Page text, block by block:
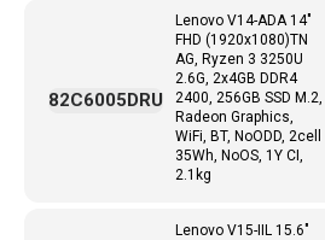
Lenovo V14-ADA 14"
FHD (1920x1080)TN
AG, Ryzen 3 3250U
2.6G, 2x4GB DDR4
2400, 256GB SSD M.2,
Radeon Graphics,
WiFi, BT, NoODD, 2cell
35Wh, NoOS, 1Y CI,
2.1kg
82C6005DRU
Lenovo V15-IIL 15.6"